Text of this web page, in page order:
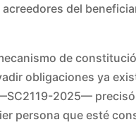
del
de
obligaciones ya
2025—
persona que esté